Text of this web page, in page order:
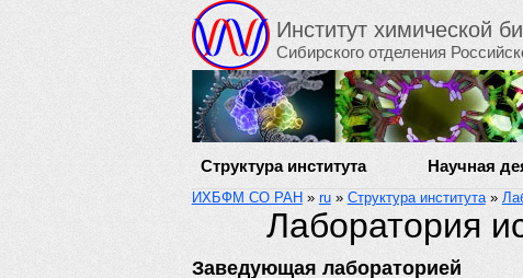
Институт химической
Сибирского отделения
Структура института Научная
ИХБФМ СО РАН » ru» Структура института»
Лаборатория
Заведующая лабораторией